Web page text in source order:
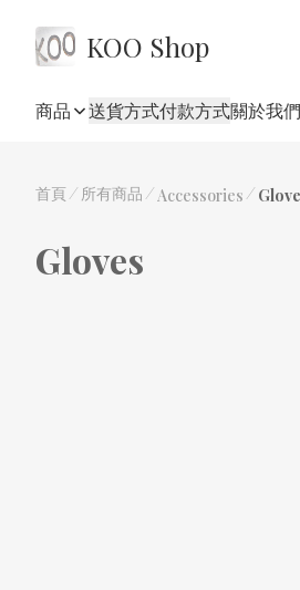
KOO Shop
商品 送貨方式付款方式關於我們
首頁/ 所有商品 /Accessories /
Gloves